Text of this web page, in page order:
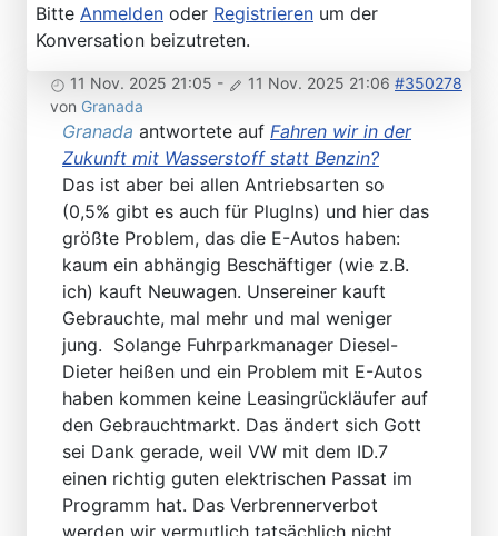
Bitte Anmelden oder Registrieren um der
Konversation beizutreten.
11 Nov. 2025 21:05 - 11 Nov. 2025 21:06 #350278
von Granada
Granada antwortete auf Fahren wir in der
Zukunft mit Wasserstoff statt Benzin?
Das ist aber bei allen Antriebsarten so
(0,5% gibt es auch für PlugIns) und hier das
größte Problem, das die E-Autos haben:
kaum ein abhängig Beschäftiger (wie z.B.
ich) kauft Neuwagen. Unsereiner kauft
Gebrauchte, mal mehr und mal weniger
jung. Solange Fuhrparkmanager Diesel-
Dieter heißen und ein Problem mit E-Autos
haben kommen keine Leasingrückläufer auf
den Gebrauchtmarkt. Das ändert sich Gott
sei Dank gerade, weil VW mit dem ID.7
einen richtig guten elektrischen Passat im
Programm hat. Das Verbrennerverbot